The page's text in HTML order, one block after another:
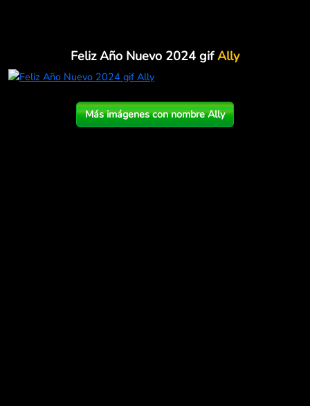
Feliz Año Nuevo 2024 gifAlly
Más imágenes con nombre Ally